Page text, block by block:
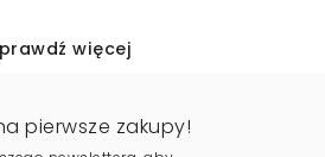
więcej
pierwsze zakupy!